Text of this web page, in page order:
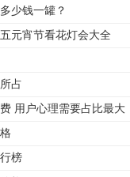
少钱一罐？
元宵节看花灯会大全
占
用户心理需要占比最大
榜